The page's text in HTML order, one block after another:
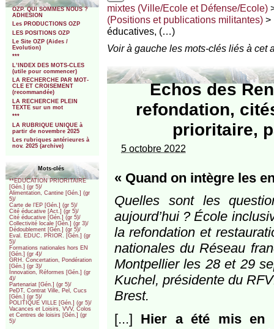
OZP. QUI SOMMES NOUS ?
ADHESION
Les PRODUCTIONS OZP
LES POSITIONS OZP
Le Site OZP (Aides /
Evolution)
***
L’INDEX DES MOTS-CLES
(utile pour commencer)
LA RECHERCHE PAR MOT-
CLE ET CROISEMENT
(recommandée)
LA RECHERCHE PLEIN
TEXTE sur un mot
***
LA RUBRIQUE UNIQUE à
partir de novembre 2025
Les rubriques antérieures à
nov. 2025 (archive)
Mots-clés
**EDUCATION PRIORITAIRE
[Gén.] (gr 5)/
Alimentation, Cantine [Gén.] (gr
5)/
Carte de l’EP [Gén.] (gr 5)/
Cité éducative [Act.] (gr 5)/
Cité éducative [Gén.] (gr 5)/
Collectivité locale [Gén.] (gr 3)/
Dédoublement [Gén.] (gr 5)/
Eval. EDUC. PRIOR. [Gén.] (gr
5)/
Formations nationales hors EN
[Gén.] (gr 4)/
GRH. Concertation, Pondération
[Gén.] (gr 3)/
Innovation, Réformes [Gén.] (gr
4)/
Partenariat [Gén.] (gr 5)/
PeDT, Contrat Ville, Pel, Cucs
[Gén.] (gr 5)/
POLITIQUE VILLE [Gén.] (gr 5)/
Vacances et Loisirs, VVV, Colos
et Centres de loisirs [Gén.] (gr
5)/
mixtes (Ville/Ecole et Défense/Ecole)
(Positions et publications militantes)>
éducatives, (…)
Voir à gauche les mots-clés liés à cet
Echos des
refondation,
prioritaire,
5 octobre 2022
« Quand on intègre les
Quelles sont les
aujourd’hui ? École
la refondation et
nationales du Réseau
Montpellier les 28 et 29
Kuchel, présidente du
Brest.
[...] Hier a été mis en